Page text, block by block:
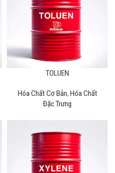
TOLUEN
Hóa Chất Cơ Bản, Hóa Chất
Đặc Trưng